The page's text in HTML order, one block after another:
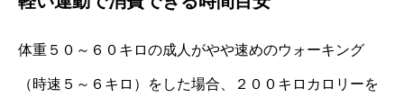
体重５０～６０キロの成人がやや速めのウォーキング
（時速５～６キロ）をした場合、２００キロカロリーを